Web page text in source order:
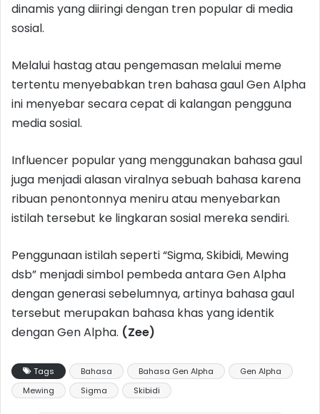
dinamis yang diiringi dengan tren popular di media
sosial.
Melalui hastag atau pengemasan melalui meme
tertentu menyebabkan tren bahasa gaul Gen Alpha
ini menyebar secara cepat di kalangan pengguna
media sosial.
Influencer popular yang menggunakan bahasa gaul
juga menjadi alasan viralnya sebuah bahasa karena
ribuan penontonnya meniru atau menyebarkan
istilah tersebut ke lingkaran sosial mereka sendiri.
Penggunaan istilah seperti “Sigma, Skibidi, Mewing
dsb” menjadi simbol pembeda antara Gen Alpha
dengan generasi sebelumnya, artinya bahasa gaul
tersebut merupakan bahasa khas yang identik
dengan Gen Alpha. (Zee)
Tags Bahasa Bahasa Gen Alpha
Gen Alpha
Mewing
Sigma Skibidi